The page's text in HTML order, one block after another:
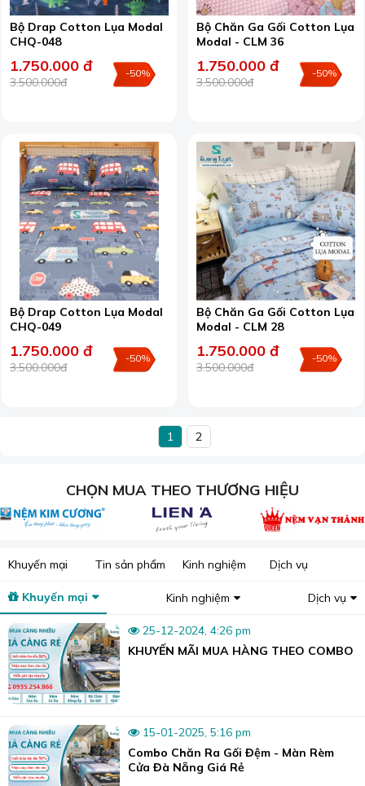
Bộ Drap Cotton Lụa Modal
CHQ-048
1.750.000 đ
3.500.000đ
-50%
Bộ Chăn Ga Gối Cotton Lụa
Modal - CLM 36
1.750.000 đ
3.500.000đ
-50%
Bộ Drap Cotton Lụa Modal
CHQ-049
1.750.000 đ
3.500.000đ
-50%
Bộ Chăn Ga Gối Cotton Lụa
Modal - CLM 28
1.750.000 đ
3.500.000đ
-50%
1 2
CHỌN MUA THEO THƯƠNG HIỆU
Khuyến mại Tin sản phẩm Kinh nghiệm Dịch vụ
Khuyến mại Kinh nghiệm Dịch vụ
25-12-2024, 4:26 pm
KHUYẾN MÃI MUA HÀNG THEO COMBO
15-01-2025, 5:16 pm
Combo Chăn Ra Gối Đệm - Màn Rèm
Cửa Đà Nẵng Giá Rẻ